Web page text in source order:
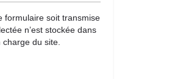
formulaire soit transmise
n’est stockée dans
du site.